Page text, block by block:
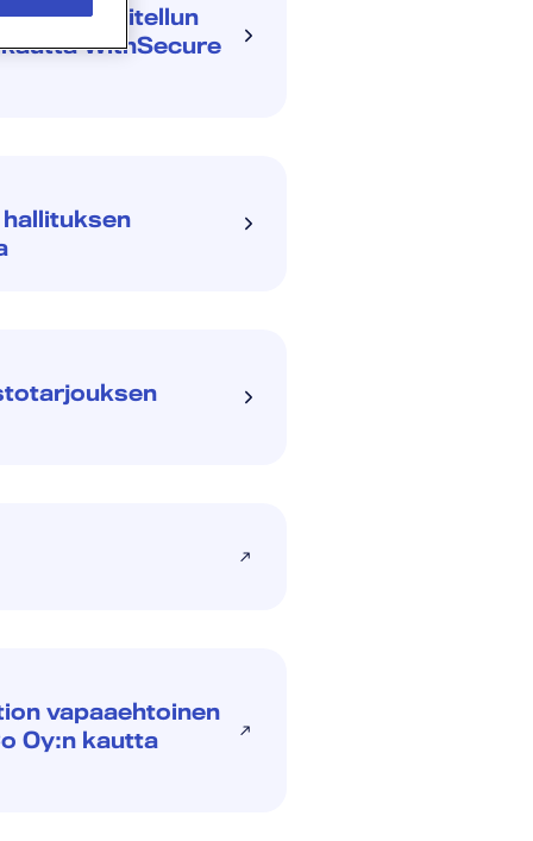
suositellun
WithSecure
vapaaehtoinen
Oy:n kautta